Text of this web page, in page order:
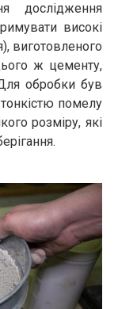
дослідження
високі
виготовленого
ж цементу,
обробки був
помелу
розміру, які